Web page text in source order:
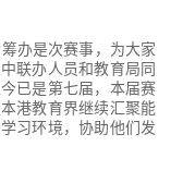
办是次赛事，为大家
联办人员和教育局同
已是第七届，本届赛
港教育界继续汇聚能
习环境，协助他们发